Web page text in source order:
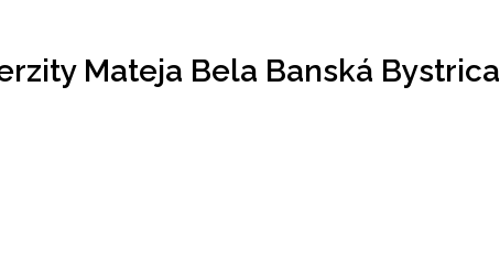
Mateja Bela Banská Bystrica